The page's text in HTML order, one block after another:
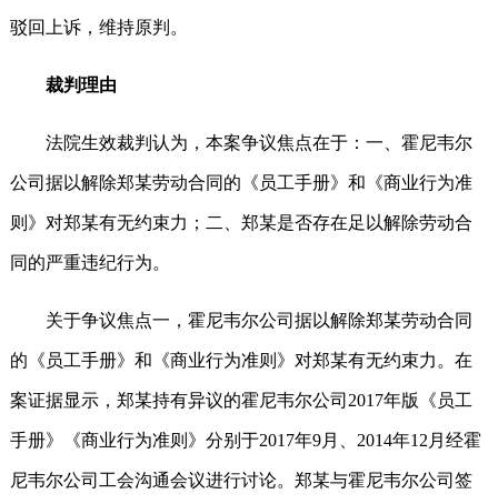
驳回上诉，维持原判。
裁判理由
法院生效裁判认为，本案争议焦点在于：一、霍尼韦尔
公司据以解除郑某劳动合同的《员工手册》和《商业行为准
则》对郑某有无约束力；二、郑某是否存在足以解除劳动合
同的严重违纪行为。
关于争议焦点一，霍尼韦尔公司据以解除郑某劳动合同
的《员工手册》和《商业行为准则》对郑某有无约束力。在
案证据显示，郑某持有异议的霍尼韦尔公司2017年版《员工
手册》《商业行为准则》分别于2017年9月、2014年12月经霍
尼韦尔公司工会沟通会议进行讨论。郑某与霍尼韦尔公司签